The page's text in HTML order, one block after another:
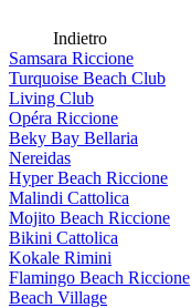
Indietro
Samsara Riccione
Turquoise Beach Club
Living Club
Opéra Riccione
Beky Bay Bellaria
Nereidas
Hyper Beach Riccione
Malindi Cattolica
Mojito Beach Riccione
Bikini Cattolica
Kokale Rimini
Flamingo Beach Riccione
Beach Village